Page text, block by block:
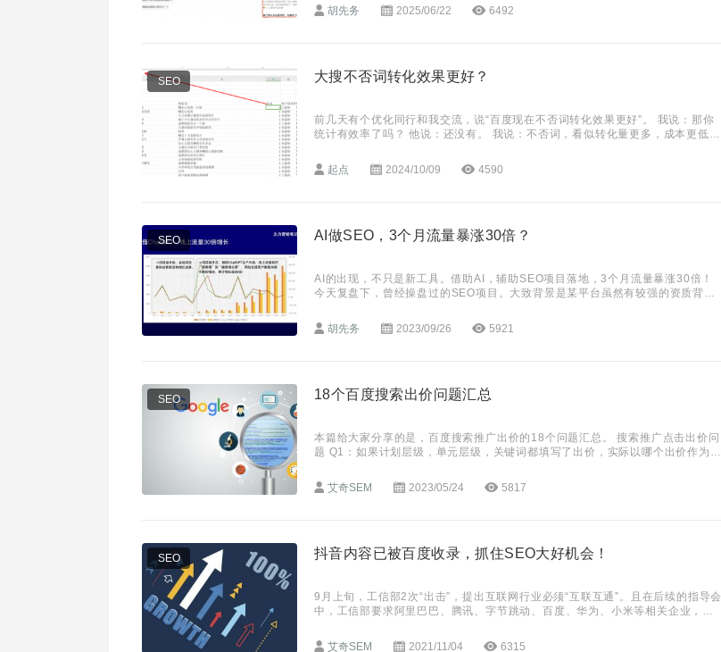
胡先务
2025/06/22 6492
SEO 大搜不否词转化效果更好？
前几天有个优化同行和我交流，说“百度现在不否词转化效果更好”。 我说：那你
统计有效率了吗？ 他说：还没有。 我说：不否词，看似转化量更多，成本更低，
起点
2024/10/09 4590
SEO AI做SEO，3个月流量暴涨30倍？
AI的出现，不只是新工具。借助AI，辅助SEO项目落地，3个月流量暴涨30倍！
今天复盘下，曾经操盘过的SEO项目。大致背景是某平台虽然有较强的资质背
胡先务
2023/09/26 5921
SEO 18个百度搜索出价问题汇总
本篇给大家分享的是，百度搜索推广出价的18个问题汇总。 搜索推广点击出价问
题 Q1：如果计划层级，单元层级，关键词都填写了出价，实际以哪个出价作为基
艾奇SEM
2023/05/24 5817
SEO 抖音内容已被百度收录，抓住SEO大好机会！
9月上旬，工信部2次“出击”，提出互联网行业必须“互联互通”。且在后续的指导会
中，工信部要求阿里巴巴、腾讯、字节跳动、百度、华为、小米等相关企业，在9
艾奇SEM
2021/11/04 6315